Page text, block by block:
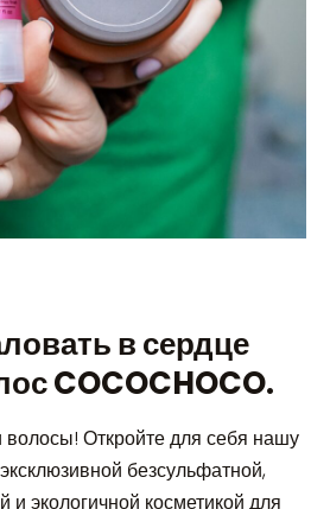
в сердце
COCOCHOCO.
Откройте для себя нашу
безсульфатной,
и экологичной косметикой для